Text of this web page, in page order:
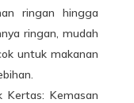
ringan hingga
ringan, mudah
untuk makanan
Kemasan